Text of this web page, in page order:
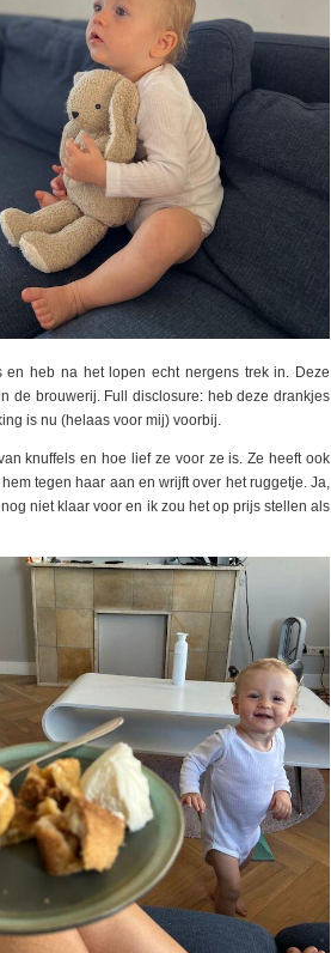
heb na het lopen echt nergens trek in. Deze
de brouwerij. Full disclosure: heb deze drankjes
is nu (helaas voor mij) voorbij.
knuffels en hoe lief ze voor ze is. Ze heeft ook
tegen haar aan en wrijft over het ruggetje. Ja,
niet klaar voor en ik zou het op prijs stellen als